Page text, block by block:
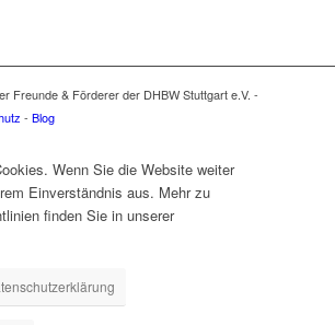
Freunde & Förderer der DHBW Stuttgart e.V. -
- Blog
Wenn Sie die Website weiter
Einverständnis aus. Mehr zu
finden Sie in unserer